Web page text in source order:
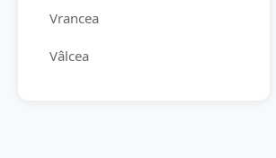
Vrancea
Vâlcea